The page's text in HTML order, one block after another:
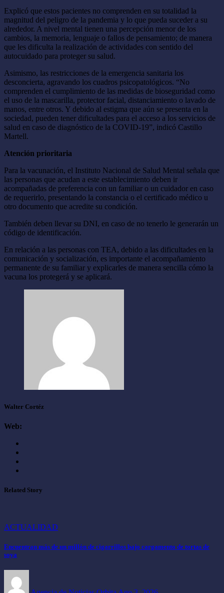
Explicó que estos pacientes no comprenden en su totalidad la
magnitud del peligro de la pandemia y lo que pueda suceder a su
alrededor. A nivel mental tienen una percepción menor de los
cambios, la memoria, lenguaje o fallos de pensamiento; de manera
que les dificulta la realización de actividades con sentido del
autocuidado para proteger su salud.
Asimismo, las restricciones de la emergencia sanitaria los
desconcierta, agravando los cuadros psicopatológicos. “No
comprenden el cumplimiento de las medidas de bioseguridad como
el uso de la mascarilla, protector facial, distanciamiento o lavado de
manos, entre otros. Y debido al estigma que aún se presenta en la
sociedad, pueden tener dificultades para el acceso a los servicios de
salud en caso de diagnóstico de la COVID-19”, indicó Castillo
Martell.
Atención prioritaria
Para la vacunación, el Instituto Nacional de Salud Mental señala que
las personas que acudan a este establecimiento deben ir
acompañadas de preferencia con un familiar o un cuidador en caso
de requerirlo, presentando la constancia o el certificado médico u
otro documento que acredite su condición.
También deben llevar su DNI, en caso de no tenerlo le generarán un
código de identificación.
En relación a las personas con TEA, debido a las dificultades en la
comunicación y socialización, es importante el acompañamiento
permanente de su familiar y explicarles de manera sencilla cómo la
vacuna los protegerá y se aplicará.
Walter Cortéz
Web:
Related Story
ACTUALIDAD
Encuentran más de un millón de cigarrillos bajo cargamento de tortas de
soya